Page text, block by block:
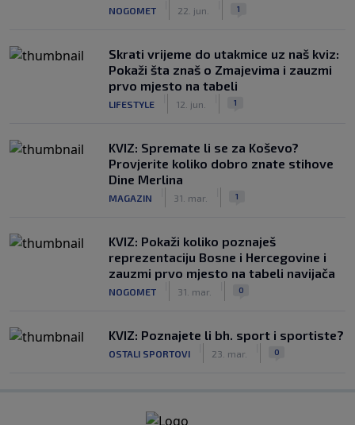
NOGOMET 22. jun. 1
Skrati vrijeme do utakmice uz naš kviz:
Pokaži šta znaš o Zmajevima i zauzmi
prvo mjesto na tabeli
LIFESTYLE 12. jun. 1
KVIZ: Spremate li se za Koševo?
Provjerite koliko dobro znate stihove
Dine Merlina
MAGAZIN 31. mar. 1
KVIZ: Pokaži koliko poznaješ
reprezentaciju Bosne i Hercegovine i
zauzmi prvo mjesto na tabeli navijača
NOGOMET 31. mar. 0
KVIZ: Poznajete li bh. sport i sportiste?
OSTALI SPORTOVI 23. mar. 0